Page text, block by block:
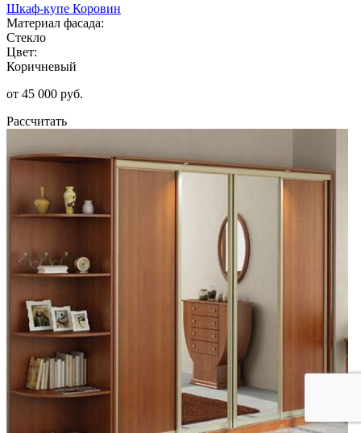
Шкаф-купе Коровин
Материал фасада:
Стекло
Цвет:
Коричневый
от 45 000 руб.
Рассчитать